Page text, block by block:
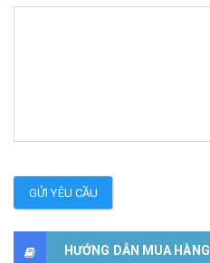
GỬI YÊU CẦU
HƯỚNG DẪN MUA HÀNG